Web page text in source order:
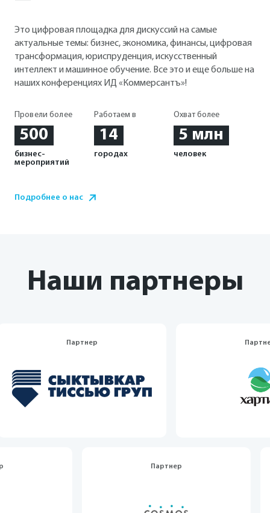
Это цифровая площадка для дискуссий на самые
актуальные темы: бизнес, экономика, финансы, цифровая
трансформация, юриспруденция, искусственный
интеллект и машинное обучение. Все это и еще больше на
наших конференциях ИД «Коммерсантъ»!
Провели более
500
бизнес-
мероприятий
Работаем в
14
городах
Охват более
5 млн
человек
Подробнее о нас
Наши партнеры
Партнер Партнер
Партнер